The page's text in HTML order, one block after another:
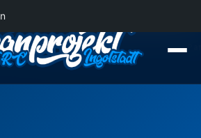
2026/2027 rollt nach Krefeld! Wohin rollt der